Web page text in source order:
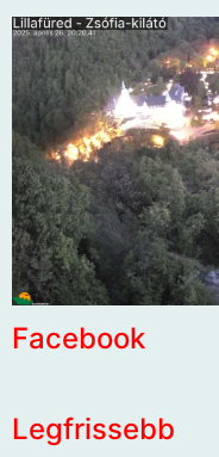
Facebook
Legfrissebb